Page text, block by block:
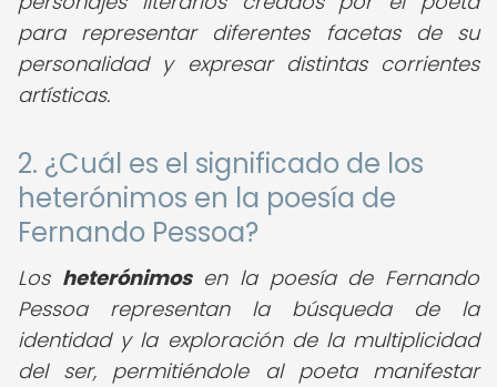
para representar diferentes facetas de su
personalidad y expresar distintas corrientes
artísticas.
2. ¿Cuál es el significado de los
heterónimos en la poesía de
Fernando Pessoa?
Los heterónimosen la poesía de Fernando
Pessoa representan la búsqueda de la
identidad y la exploración de la multiplicidad
del ser, permitiéndole al poeta manifestar